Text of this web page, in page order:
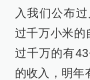
入我们公布
过千万小米的
过千万的有
的收入，明年